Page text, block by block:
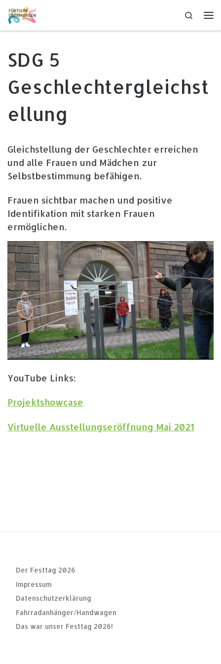
Zum Inhalt springen
Search
SDG 5
Geschlechtergleichst
ellung
Gleichstellung der Geschlechter erreichen
und alle Frauen und Mädchen zur
Selbstbestimmung befähigen.
Frauen sichtbar machen und positive
Identifikation mit starken Frauen
ermöglichen.
YouTube Links:
Projektshowcase
Virtuelle Ausstellungseröffnung Mai 2021
Der Festtag 2026
Impressum
Datenschutzerklärung
Fahrradanhänger/Handwagen
Das war unser Festtag 2026!